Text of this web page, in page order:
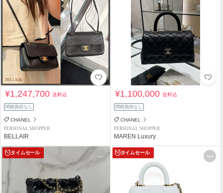
¥1,247,700送料込
関税負担なし
CHANEL
PERSONAL SHOPPER
BELLAIR
¥1,100,000送料込
関税負担なし
CHANEL
PERSONAL SHOPPER
MAREN Luxury
タイムセール タイムセール